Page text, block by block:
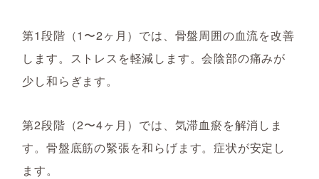
第1段階（1〜2ヶ月）では、骨盤周囲の血流を改善
します。ストレスを軽減します。会陰部の痛みが
少し和らぎます。
第2段階（2〜4ヶ月）では、気滞血瘀を解消しま
す。骨盤底筋の緊張を和らげます。症状が安定し
ます。